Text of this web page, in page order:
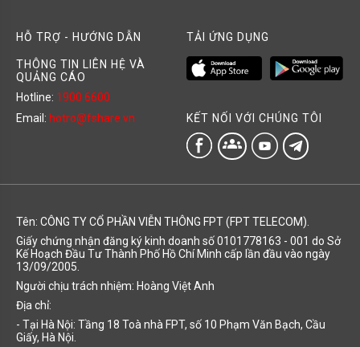
HỖ TRỢ - HƯỚNG DẪN
THÔNG TIN LIÊN HỆ VÀ
QUẢNG CÁO
Hotline: 1900 6600
Email: hotro@fshare.vn
TẢI ỨNG DỤNG
KẾT NỐI VỚI CHÚNG TÔI
groups
Tên: CÔNG TY CỔ PHẦN VIỄN THÔNG FPT (FPT TELECOM).
Giấy chứng nhận đăng ký kinh doanh số 0101778163 - 001 do Sở
Kế Hoạch Đầu Tư Thành Phố Hồ Chí Minh cấp lần đầu vào ngày
13/09/2005.
Người chịu trách nhiệm: Hoàng Việt Anh
Địa chỉ:
- Tại Hà Nội: Tầng 18 Toà nhà FPT, số 10 Phạm Văn Bạch, Cầu
Giấy, Hà Nội.